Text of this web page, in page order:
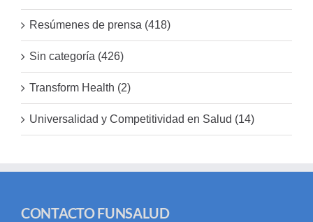
Resúmenes de prensa (418)
Sin categoría (426)
Transform Health (2)
Universalidad y Competitividad en Salud (14)
CONTACTO FUNSALUD